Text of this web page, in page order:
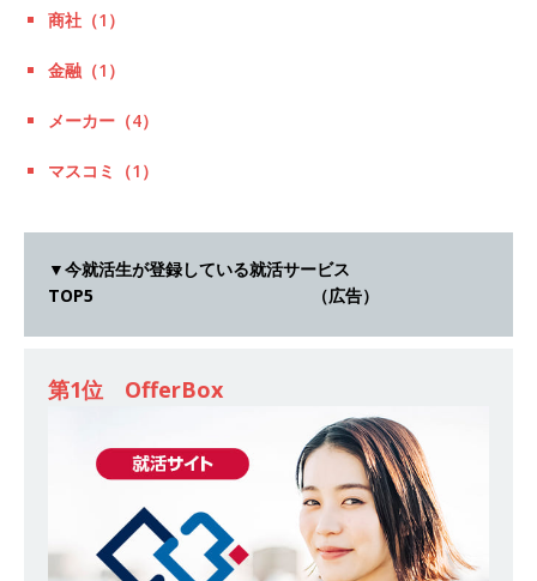
230以上の国・地域で愛される日本屈指のゲーム
メーカー ｜ 9期連続の最高益・11期連続の10%
以上営業増益を達成 ｜ プライム上場 ｜ カプコン
[ 2026年5月15日 ]
インターン!! 】 M&A仲介業 ｜ 入社2年目の参考
年収1,631万円 ｜ 設立以降連続売上増 ｜ 土日祝
完全休み ｜ プライム上場 ｜ M&A総合研究所
体育会積極採用企業
商社（1）
金融（1）
メーカー（4）
マスコミ（1）
▼今就活生が登録している就活サービス
TOP5 （広告）
第1位 OfferBox